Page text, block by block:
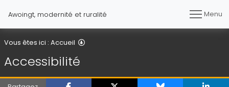
Awoingt, modernité et ruralité Menu
Vous êtes ici : Accueil
Accessibilité